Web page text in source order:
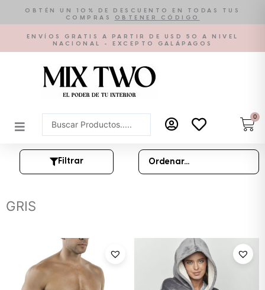
contenido
OBTÉN UN 10% DE DESCUENTO EN TODAS TUS
COMPRAS
OBTENER CÓDIGO
ENVÍOS GRATIS A PARTIR DE USD 50 A NIVEL
NACIONAL - EXCEPTO GALÁPAGOS
Search
...
0
Filtrar
GRIS